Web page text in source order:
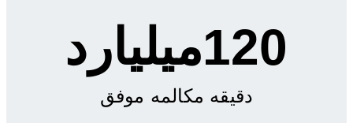
دقیقه مکالمه موفق
120میلیارد